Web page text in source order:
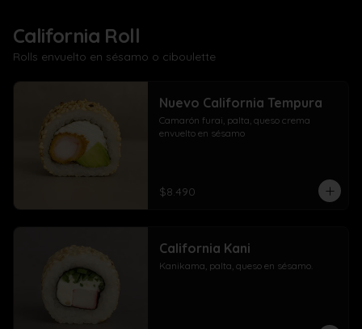
California Roll
Rolls envuelto en sésamo o ciboulette
Nuevo California Tempura
Camarón furai, palta, queso crema
envuelto en sésamo
$8.490
California Kani
Kanikama, palta, queso en sésamo.